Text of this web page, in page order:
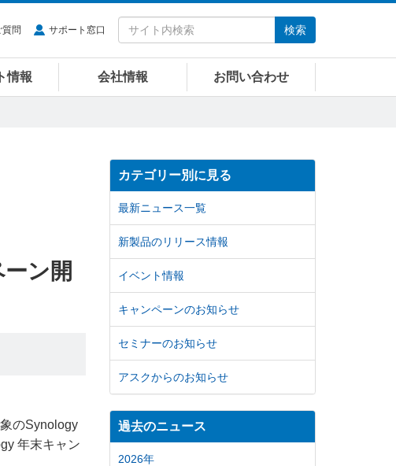
質問 サポート窓口 検索
情報 会社情報 お問い合わせ
ン開
のSynology
年末キャン
カテゴリー別に見る
最新ニュース一覧
新製品のリリース情報
イベント情報
キャンペーンのお知らせ
セミナーのお知らせ
アスクからのお知らせ
過去のニュース
2026年